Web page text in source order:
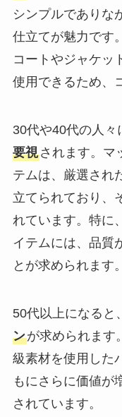
シンプルでありな
仕立てが魅力です
コートやジャケッ
使用できるため、
30代や40代の人々
要視されます。マ
テムは、厳選され
立てられており、
れています。特に
イテムには、品質
とが求められます。
50代以上になると、
ンが求められます
級素材を使用した
もにさらに価値が
されています。